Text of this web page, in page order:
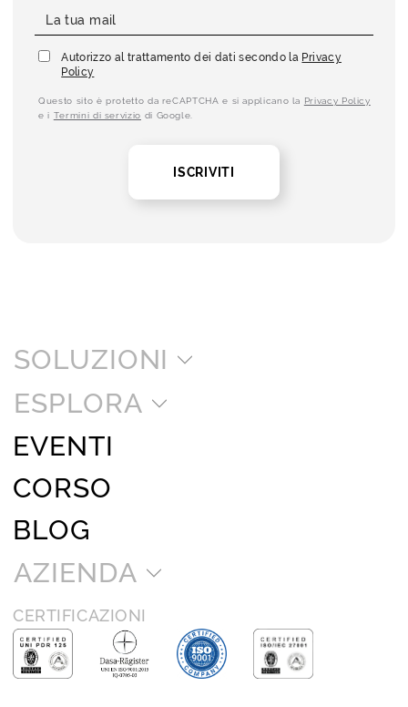
Autorizzo al trattamento dei dati secondo la Privacy
Policy
Questo sito è protetto da reCAPTCHA e si applicano la Privacy Policy
e i Termini di servizio di Google.
ISCRIVITI
SOLUZIONI
ESPLORA
EVENTI
CORSO
BLOG
AZIENDA
CERTIFICAZIONI